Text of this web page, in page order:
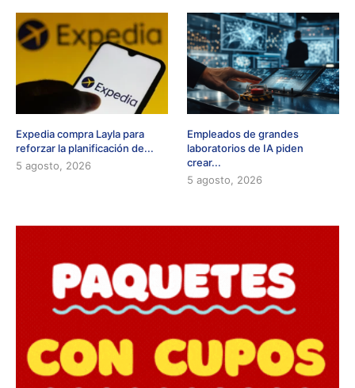
Expedia compra Layla para
reforzar la planificación de...
5 agosto, 2026
Empleados de grandes
laboratorios de IA piden
crear...
5 agosto, 2026